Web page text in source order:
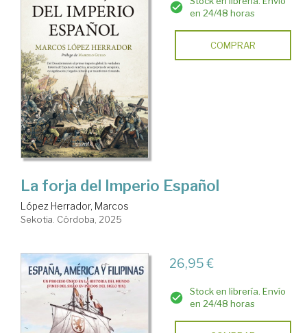
en 24/48 horas
COMPRAR
La forja del Imperio Español
López Herrador, Marcos
Sekotia. Córdoba, 2025
26,95 €
Stock en librería. Envío
en 24/48 horas